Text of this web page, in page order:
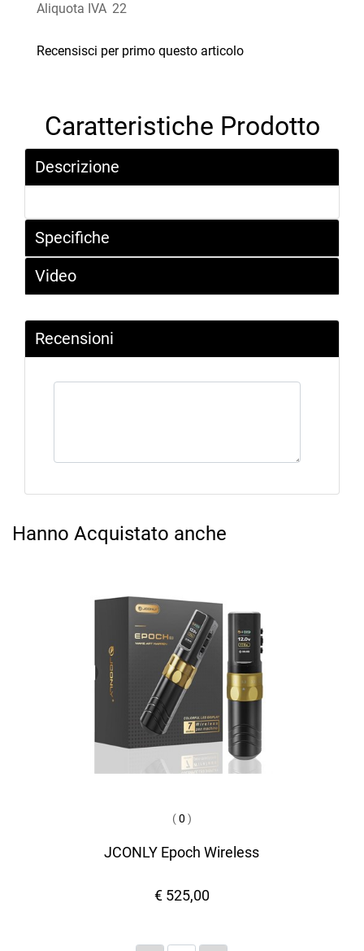
Aliquota IVA 22
Recensisci per primo questo articolo
Caratteristiche Prodotto
Descrizione
Specifiche
Video
Recensioni
Hanno Acquistato anche
(0 )
JCONLY Epoch Wireless
€ 525,00